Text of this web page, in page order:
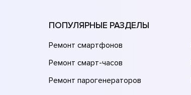
ПОПУЛЯРНЫЕ РАЗДЕЛЫ
Ремонт смартфонов
Ремонт смарт-часов
Ремонт парогенераторов